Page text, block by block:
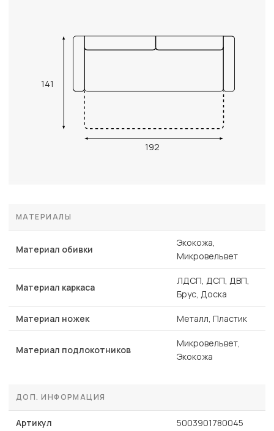
141
192
МАТЕРИАЛЫ
Материал обивки
Экокожа,
Микровельвет
Материал каркаса
ЛДСП, ДСП, ДВП,
Брус, Доска
Материал ножек Металл, Пластик
Материал подлокотников
Микровельвет,
Экокожа
ДОП. ИНФОРМАЦИЯ
Артикул 5003901780045